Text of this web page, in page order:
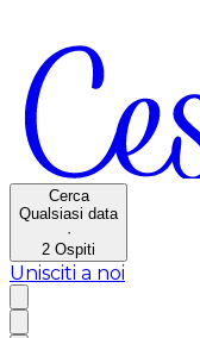
Cerca
Qualsiasi data
·
2 Ospiti
Unisciti a noi